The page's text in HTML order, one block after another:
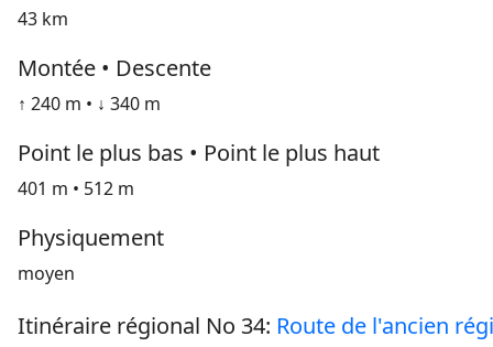
43 km
Montée • Descente
↑ 240 m • ↓ 340 m
Point le plus bas • Point le plus haut
401 m • 512 m
Physiquement
moyen
Itinéraire régional No 34: Route de l'ancien